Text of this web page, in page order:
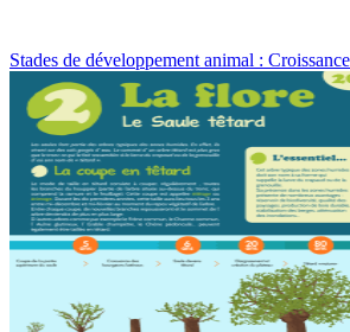
Stades de développement animal :